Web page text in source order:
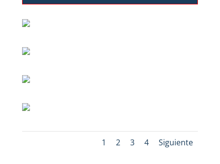
1 2 3 4 Siguiente